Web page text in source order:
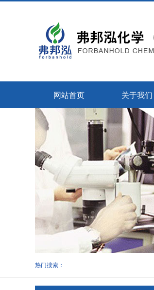
网站首页 关于我们
热门搜索：